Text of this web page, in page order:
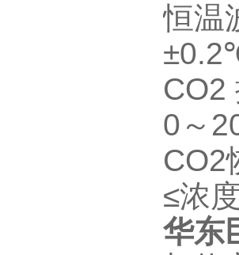
恒温
CO2
0～
CO2
≤浓
华东